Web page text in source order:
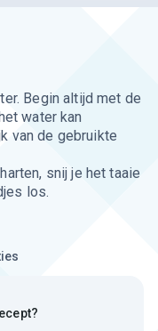
Begin altijd met de
water kan
van de gebruikte
snij je het taaie
los.